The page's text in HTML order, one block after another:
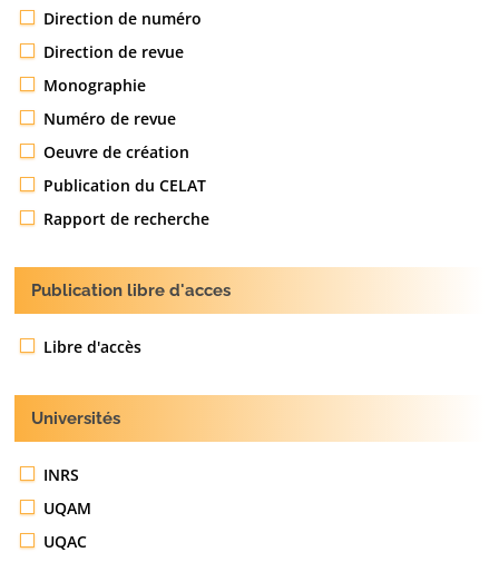
Direction de numéro
Direction de revue
Monographie
Numéro de revue
Oeuvre de création
Publication du CELAT
Rapport de recherche
Publication libre d'acces
Libre d'accès
Universités
INRS
UQAM
UQAC